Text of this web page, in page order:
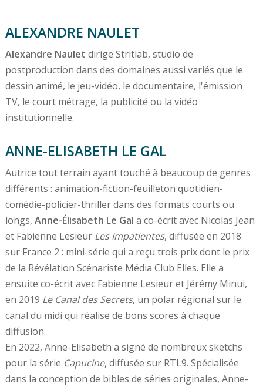
ALEXANDRE NAULET
Alexandre Naulet dirige Stritlab, studio de
postproduction dans des domaines aussi variés que le
dessin animé, le jeu-vidéo, le documentaire, l'émission
TV, le court métrage, la publicité ou la vidéo
institutionnelle.
ANNE-ELISABETH LE GAL
Autrice tout terrain ayant touché à beaucoup de genres
différents : animation-fiction-feuilleton quotidien-
comédie-policier-thriller dans des formats courts ou
longs, Anne-Élisabeth Le Gal a co-écrit avec Nicolas Jean
et Fabienne Lesieur Les Impatientes, diffusée en 2018
sur France 2 : mini-série qui a reçu trois prix dont le prix
de la Révélation Scénariste Média Club Elles. Elle a
ensuite co-écrit avec Fabienne Lesieur et Jérémy Minui,
en 2019 Le Canal des Secrets, un polar régional sur le
canal du midi qui réalise de bons scores à chaque
diffusion.
En 2022, Anne-Elisabeth a signé de nombreux sketchs
pour la série Capucine, diffusée sur RTL9. Spécialisée
dans la conception de bibles de séries originales, Anne-